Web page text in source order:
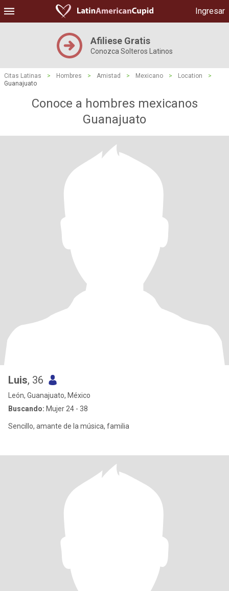
Ingresar
Afiliese Gratis
Conozca Solteros Latinos
Citas Latinas > Hombres > Amistad > Mexicano > Location
>
Guanajuato
Conoce a hombres mexicanos
Guanajuato
Luis, 36
León, Guanajuato, México
Buscando: Mujer 24 - 38
Sencillo, amante de la música, familia